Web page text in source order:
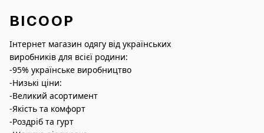
BICOOP
Інтернет магазин одягу від українських
виробників для всієї родини:
-95% українське виробництво
-Низькі ціни:
-Великий асортимент
-Якість та комфорт
-Роздріб та гурт